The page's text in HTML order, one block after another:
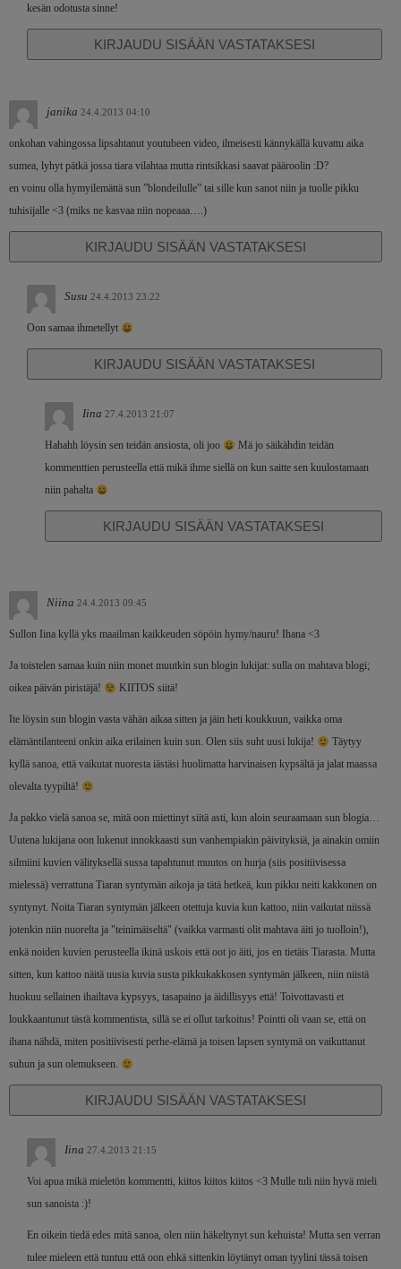
kesän odotusta sinne!
KIRJAUDU SISÄÄN VASTATAKSESI
janika 24.4.2013 04:10
onkohan vahingossa lipsahtanut youtubeen video, ilmeisesti kännykällä kuvattu aika
sumea, lyhyt pätkä jossa tiara vilahtaa mutta rintsikkasi saavat pääroolin :D?
en voinu olla hymyilemättä sun ”blondeilulle” tai sille kun sanot niin ja tuolle pikku
tuhisijalle <3 (miks ne kasvaa niin nopeaaa….)
KIRJAUDU SISÄÄN VASTATAKSESI
Susu 24.4.2013 23:22
Oon samaa ihmetellyt
KIRJAUDU SISÄÄN VASTATAKSESI
Iina 27.4.2013 21:07
Hahahh löysin sen teidän ansiosta, oli joo
Mä jo säikähdin teidän
kommenttien perusteella että mikä ihme siellä on kun saitte sen kuulostamaan
niin pahalta
KIRJAUDU SISÄÄN VASTATAKSESI
Niina 24.4.2013 09:45
Sullon Iina kyllä yks maailman kaikkeuden söpöin hymy/nauru! Ihana <3
Ja toistelen samaa kuin niin monet muutkin sun blogin lukijat: sulla on mahtava blogi;
oikea päivän piristäjä!
KIITOS siitä!
Ite löysin sun blogin vasta vähän aikaa sitten ja jäin heti koukkuun, vaikka oma
elämäntilanteeni onkin aika erilainen kuin sun. Olen siis suht uusi lukija!
Täytyy
kyllä sanoa, että vaikutat nuoresta iästäsi huolimatta harvinaisen kypsältä ja jalat maassa
olevalta tyypiltä!
Ja pakko vielä sanoa se, mitä oon miettinyt siitä asti, kun aloin seuraamaan sun blogia…
Uutena lukijana oon lukenut innokkaasti sun vanhempiakin päivityksiä, ja ainakin omiin
silmiini kuvien välityksellä sussa tapahtunut muutos on hurja (siis positiivisessa
mielessä) verrattuna Tiaran syntymän aikoja ja tätä hetkeä, kun pikku neiti kakkonen on
syntynyt. Noita Tiaran syntymän jälkeen otettuja kuvia kun kattoo, niin vaikutat niissä
jotenkin niin nuorelta ja "teinimäiseltä" (vaikka varmasti olit mahtava äiti jo tuolloin!),
enkä noiden kuvien perusteella ikinä uskois että oot jo äiti, jos en tietäis Tiarasta. Mutta
sitten, kun kattoo näitä uusia kuvia susta pikkukakkosen syntymän jälkeen, niin niistä
huokuu sellainen ihailtava kypsyys, tasapaino ja äidillisyys että! Toivottavasti et
loukkaantunut tästä kommentista, sillä se ei ollut tarkoitus! Pointti oli vaan se, että on
ihana nähdä, miten positiivisesti perhe-elämä ja toisen lapsen syntymä on vaikuttanut
suhun ja sun olemukseen.
KIRJAUDU SISÄÄN VASTATAKSESI
Iina 27.4.2013 21:15
Voi apua mikä mieletön kommentti, kiitos kiitos kiitos <3 Mulle tuli niin hyvä mieli
sun sanoista :)!
En oikein tiedä edes mitä sanoa, olen niin häkeltynyt sun kehuista! Mutta sen verran
tulee mieleen että tuntuu että oon ehkä sittenkin löytänyt oman tyylini tässä toisen